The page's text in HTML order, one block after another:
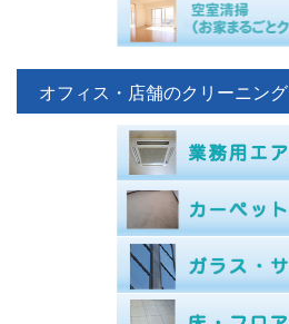
オフィス・店舗のクリーニング